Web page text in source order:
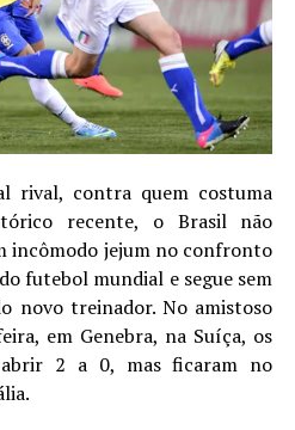
rival, contra quem costuma
recente, o Brasil não
incômodo jejum no confronto
futebol mundial e segue sem
novo treinador. No amistoso
em Genebra, na Suíça, os
abrir 2 a 0, mas ficaram no